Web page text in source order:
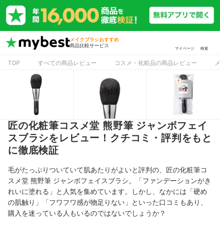
メイクブラシおすすめ
商品比較サービス
マイページ 検索
TOP すべての商品レビュー コスメ・化粧品の商品レビュー
匠の化粧筆コスメ堂 熊野筆 ジャンボフェイ
スブラシをレビュー！クチコミ・評判をもと
に徹底検証
毛がたっぷりついていて肌あたりがよいと評判の、匠の化粧筆コ
スメ堂 熊野筆 ジャンボフェイスブラシ。「ファンデーションがき
れいに塗れる」と人気を集めています。しかし、なかには「硬め
の肌触り」「フワフワ感が物足りない」といった口コミもあり、
購入を迷っている人もいるのではないでしょうか？